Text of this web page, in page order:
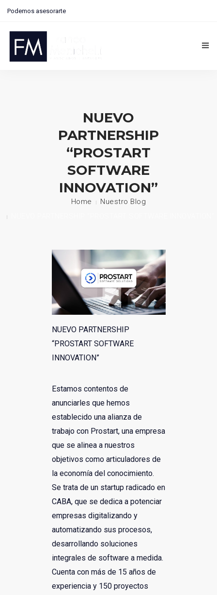
Podemos asesorarte
Contactanos: 291 4073406 | Zapiola 13, Bahía Blanca
Asistencia Técnica
NUEVO
PARTNERSHIP
“PROSTART
SOFTWARE
INNOVATION”
Home
Nuestro Blog
NUEVO PARTNERSHIP
“PROSTART SOFTWARE
INNOVATION”
Estamos contentos de
anunciarles que hemos
establecido una alianza de
trabajo con Prostart, una empresa
que se alinea a nuestros
objetivos como articuladores de
la economía del conocimiento.
Se trata de un startup radicado en
CABA, que se dedica a potenciar
empresas digitalizando y
automatizando sus procesos,
desarrollando soluciones
integrales de software a medida.
Cuenta con más de 15 años de
experiencia y 150 proyectos